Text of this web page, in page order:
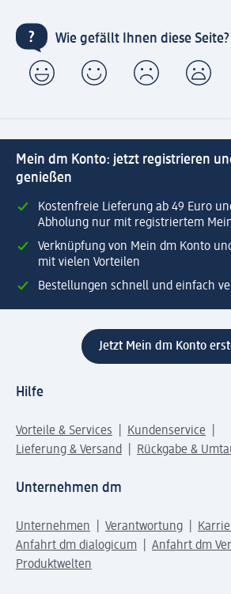
Wie gefällt Ihnen diese Seite?
Mein dm Konto: jetzt registrieren
genießen
Kostenfreie Lieferung ab 49 Euro
Abholung nur mit registriertem
Verknüpfung von Mein dm Konto
mit vielen Vorteilen
Bestellungen schnell und einfach
Jetzt Mein dm Konto
Hilfe
Vorteile & Services
Kundenservice
Lieferung & Versand
Rückgabe &
Unternehmen dm
Unternehmen Verantwortung
Anfahrt dm dialogicum
Anfahrt dm
Produktwelten